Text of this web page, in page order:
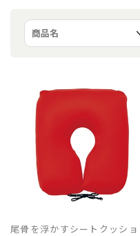
尾骨を浮かすシートクッショ